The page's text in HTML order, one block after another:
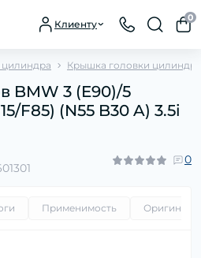
Клиенту
0
цилиндра Крышка головки цилиндра
BMW 3 (E90)/5
F85) (N55 B30 A) 3.5i
0
Применимость